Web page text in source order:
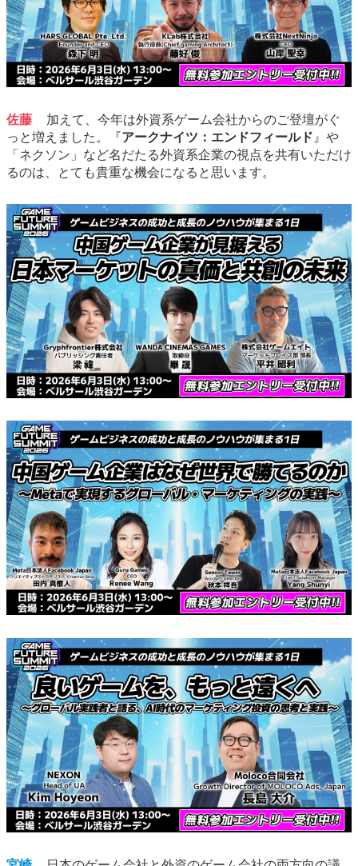
佐藤
加えて、今年は外資系ゲーム会社からのご登壇がぐ
っと増えました。『アークナイツ：エンドフィールド』や
「ネクソン」など名だたる外資系企業の視点を共有いただけ
るのは、とても貴重な機会になると思います。